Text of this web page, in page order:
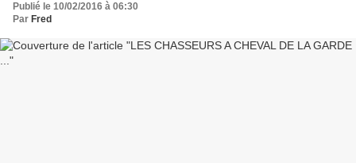
Publié le 10/02/2016 à 06:30
Par Fred